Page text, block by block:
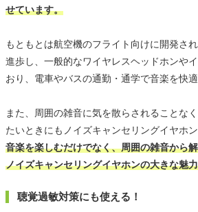
せています。
もともとは航空機のフライト向けに開発さ
進歩し、一般的なワイヤレスヘッドホンや
おり、電車やバスの通勤・通学で音楽を快適
また、周囲の雑音に気を散らされることな
たいときにもノイズキャンセリングイヤホン
音楽を楽しむだけでなく、周囲の雑音から
ノイズキャンセリングイヤホンの大きな魅
聴覚過敏対策にも使える！